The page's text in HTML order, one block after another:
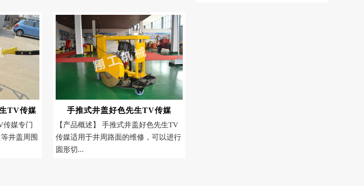
TV传媒
传媒专门
井盖周围
手推式井盖好色先生TV传媒
【产品概述】 手推式井盖好色先生TV
传媒适用于井周路面的维修，可以进行
圆形切...